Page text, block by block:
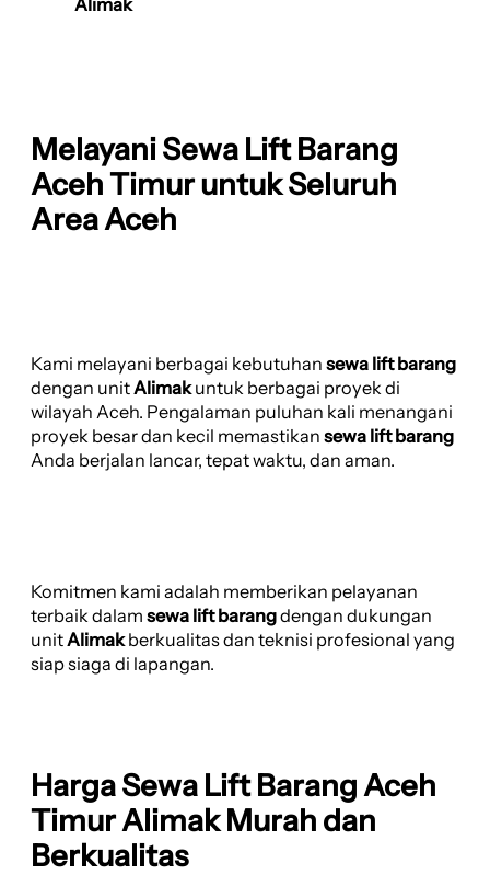
Melayani Sewa Lift Barang
Aceh Timur untuk Seluruh
Area Aceh
Kami melayani berbagai kebutuhan sewa lift barang
dengan unit Alimakuntuk berbagai proyek di
wilayah Aceh. Pengalaman puluhan kali menangani
proyek besar dan kecil memastikan sewa lift barang
Anda berjalan lancar, tepat waktu, dan aman.
Komitmen kami adalah memberikan pelayanan
terbaik dalam sewa lift barangdengan dukungan
unitAlimakberkualitas dan teknisi profesional yang
siap siaga di lapangan.
Harga Sewa Lift Barang Aceh
Timur Alimak Murah dan
Berkualitas